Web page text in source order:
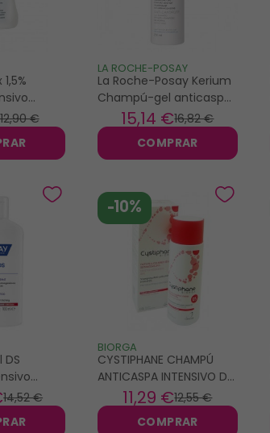
12,90 €
LA ROCHE-POSAY
La Roche-Posay Kerium
Champú-gel anticaspa
200ml
16,82 €
15,14 €
COMPRAR
DS
14,52 €
-10%
BIORGA
CYSTIPHANE CHAMPÚ
ANTICASPA INTENSIVO DS
200ML
12,55 €
11,29 €
COMPRAR